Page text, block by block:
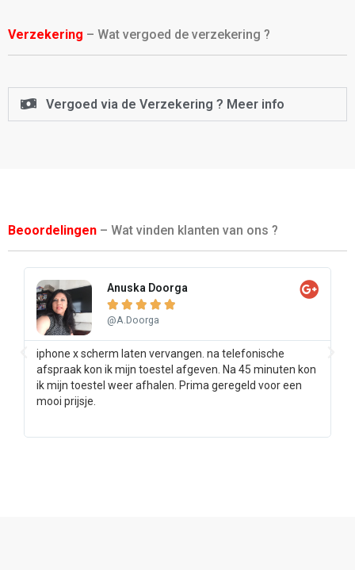
Verzekering – Wat vergoed de verzekering ?
Vergoed via de Verzekering ? Meer info
Beoordelingen – Wat vinden klanten van ons ?
Anuska Doorga
    
@A.Doorga
iphone x scherm laten vervangen. na telefonische
afspraak kon ik mijn toestel afgeven. Na 45 minuten kon
ik mijn toestel weer afhalen. Prima geregeld voor een
mooi prijsje.